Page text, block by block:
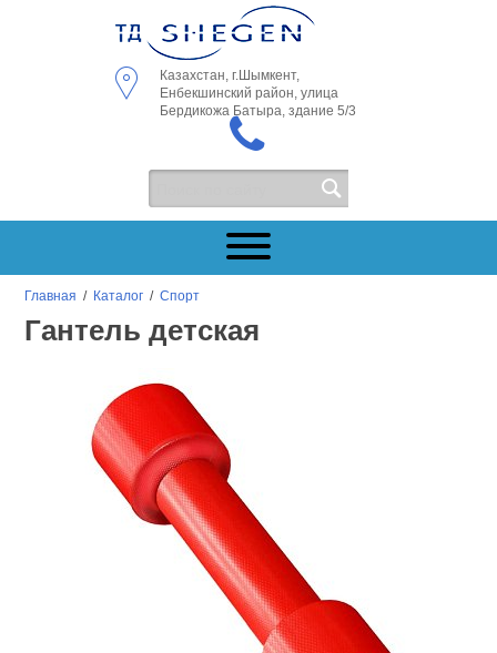
Казахстан, г.Шымкент,
Енбекшинский район, улица
Бердикожа Батыра, здание 5/3
Главная / Каталог /Спорт
Гантель детская